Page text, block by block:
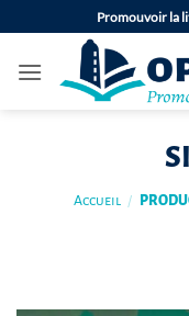
au
contenu
Promouvoir la
Accueil /